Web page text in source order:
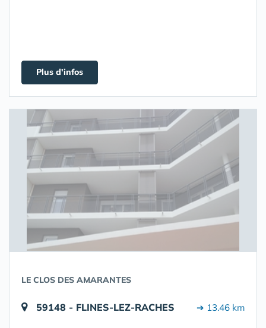
Plus d'infos
LE CLOS DES AMARANTES
59148 - FLINES-LEZ-RACHES ➔ 13.46 km